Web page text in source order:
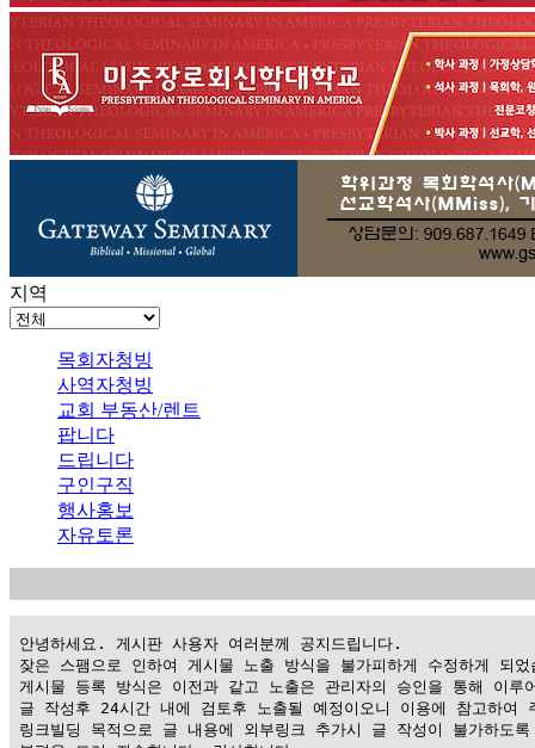
지역
목회자청빙
사역자청빙
교회 부동산/렌트
팝니다
드립니다
구인구직
행사홍보
자유토론
안녕하세요. 게시판 사용자 여러분께 공지드립니다.
잦은 스팸으로 인하여 게시물 노출 방식을 불가피하게 수정하게 되었
게시물 등록 방식은 이전과 같고 노출은 관리자의 승인을 통해 이루
글 작성후 24시간 내에 검토후 노출될 예정이오니 이용에 참고하여
링크빌딩 목적으로 글 내용에 외부링크 추가시 글 작성이 불가하도